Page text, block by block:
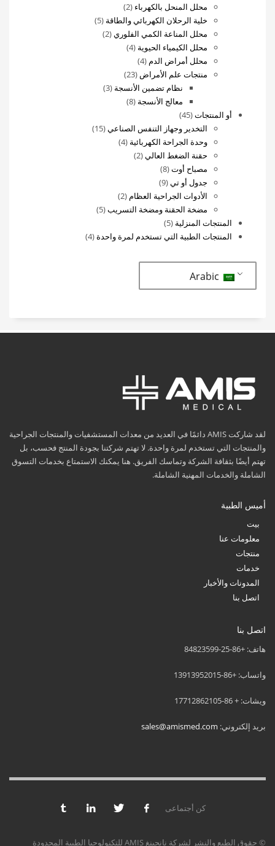
منتجات محلل المنحل بالكهرباء 2
2
منتجات
خلية الرحلان الكهربائي والطاقة 5
5
محلل المناعة الكمي الفلوري 2
2
محلل الكيمياء الحيوية 4
4
محلل أمراض الدم 4
4
منتجاتمنتجات علم الأمراض 23
23
منتج
نظام تضمين الأنسجة 3
3
معالج الأنسجة 8
8
أو المنتجات 45
45
منتج
التخدير وجهاز التنفس الصناعي 15
15
وحدة الجراحة الكهربائية 4
4
حقنة الضغط العالي 2
2
مصباح أوت 8
8
منتجات
جدول أو تي 9
9
منتجات
الأدوات الجراحية العظام 2
2
منتجات
مضخة الحقنة ومضخة التسريب 5
5
المنتجات المنزلية 5
5
منتجات
المنتجات الطبية التي تستخدم لمرة واحدة 4
4
لقد شاركت AMIS دائمًا في العديد من معدات المستشفيات والمنتجات الجراحية
والمنتجات التي تستخدم لمرة واحدة. لا تهتم شركتنا بجودة المنتج فحسب، بل
تهتم أيضًا بثقافة الشركة وتماسك الفريق. هنا يمكنك الاستمتاع بخدمات التسوق
الشاملة والخدمات المهنية الشاملة.
أميس الطبية
بيت
معلومات عنا
منتجات
خدمات
المدونات والأخبار
اتصل بنا
اتصل بنا
هاتف: +86-25-84823599
واتساب: +86-13913952015
ويشات: + 86-17712862105
بريد إلكتروني: sales@amismed.com
كن أجتماعى
© حقوق الطبع والنشر لشركة نانجينغ AMIS للتكنولوجيا الطبية المحدودة